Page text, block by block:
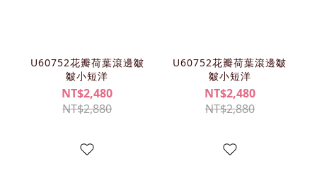
U60752花瓣荷葉滾邊皺
皺小短洋
NT$2,480
NT$2,880
U60752花瓣荷葉滾邊皺
皺小短洋
NT$2,480
NT$2,880